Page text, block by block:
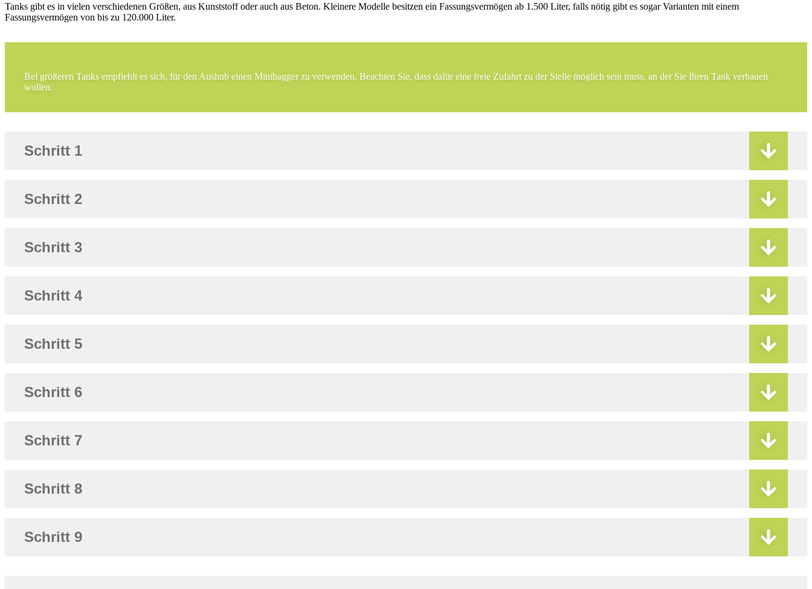
Tanks gibt es in vielen verschiedenen Größen, aus Kunststoff oder auch aus Beton. Kleinere Modelle besitzen ein Fassungsvermögen ab 1.500 Liter, falls nötig gibt es sogar Varianten mit einem
Fassungsvermögen von bis zu 120.000 Liter.
Bei größeren Tanks empfiehlt es sich, für den Aushub einen Minibagger zu verwenden. Beachten Sie, dass dafür eine freie Zufahrt zu der Stelle möglich sein muss, an der Sie Ihren Tank verbauen
wollen.
Schritt 1
Schritt 2
Schritt 3
Schritt 4
Schritt 5
Schritt 6
Schritt 7
Schritt 8
Schritt 9